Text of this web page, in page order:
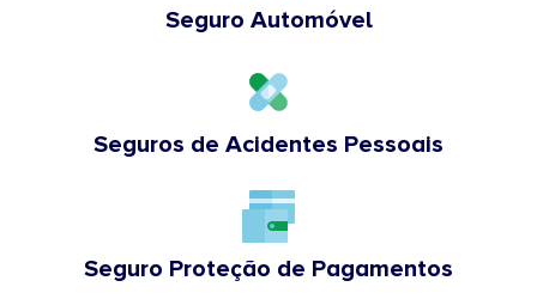
Seguro Automóvel
Seguros de Acidentes Pessoais
Seguro Proteção de Pagamentos